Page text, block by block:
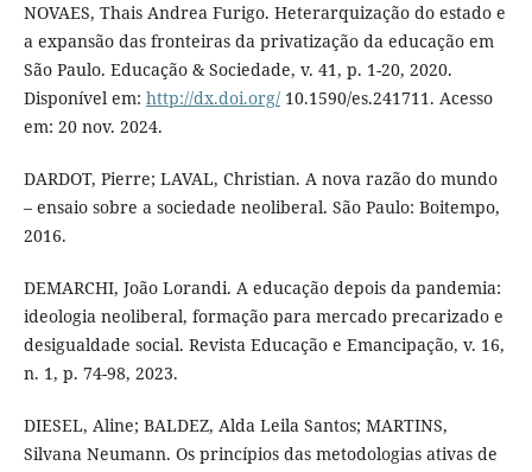
NOVAES, Thais Andrea Furigo. Heterarquização do estado e
a expansão das fronteiras da privatização da educação em
São Paulo. Educação & Sociedade, v. 41, p. 1-20, 2020.
Disponível em: http://dx.doi.org/10.1590/es.241711. Acesso
em: 20 nov. 2024.
DARDOT, Pierre; LAVAL, Christian. A nova razão do mundo
– ensaio sobre a sociedade neoliberal. São Paulo: Boitempo,
2016.
DEMARCHI, João Lorandi. A educação depois da pandemia:
ideologia neoliberal, formação para mercado precarizado e
desigualdade social. Revista Educação e Emancipação, v. 16,
n. 1, p. 74-98, 2023.
DIESEL, Aline; BALDEZ, Alda Leila Santos; MARTINS,
Silvana Neumann. Os princípios das metodologias ativas de